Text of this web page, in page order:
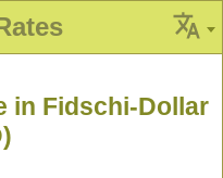
in Fidschi-Dollar